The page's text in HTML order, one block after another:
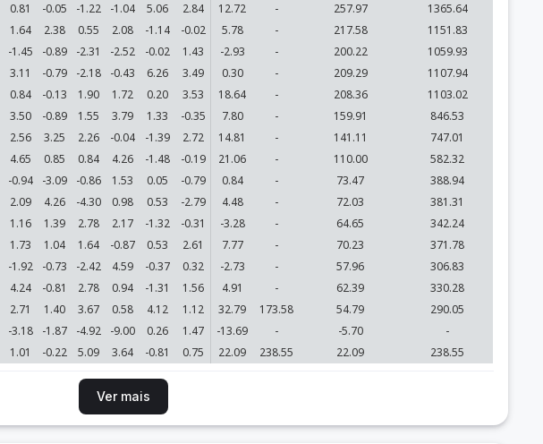
0.81 -0.05 -1.22 -1.04 5.06 2.84 12.72 - 257.97 1365.64
1.64 2.38 0.55 2.08 -1.14 -0.02 5.78 - 217.58 1151.83
-1.45 -0.89 -2.31 -2.52 -0.02 1.43 -2.93 - 200.22 1059.93
3.11 -0.79 -2.18 -0.43 6.26 3.49 0.30 - 209.29 1107.94
0.84 -0.13 1.90 1.72 0.20 3.53 18.64 - 208.36 1103.02
3.50 -0.89 1.55 3.79 1.33 -0.35 7.80 - 159.91 846.53
2.56 3.25 2.26 -0.04 -1.39 2.72 14.81 - 141.11 747.01
4.65 0.85 0.84 4.26 -1.48 -0.19 21.06 - 110.00 582.32
-0.94 -3.09 -0.86 1.53 0.05 -0.79 0.84 - 73.47 388.94
2.09 4.26 -4.30 0.98 0.53 -2.79 4.48 - 72.03 381.31
1.16 1.39 2.78 2.17 -1.32 -0.31 -3.28 - 64.65 342.24
1.73 1.04 1.64 -0.87 0.53 2.61 7.77 - 70.23 371.78
-1.92 -0.73 -2.42 4.59 -0.37 0.32 -2.73 - 57.96 306.83
4.24 -0.81 2.78 0.94 -1.31 1.56 4.91 - 62.39 330.28
2.71 1.40 3.67 0.58 4.12 1.12 32.79 173.58 54.79 290.05
-3.18 -1.87 -4.92 -9.00 0.26 1.47 -13.69 - -5.70 -
1.01 -0.22 5.09 3.64 -0.81 0.75 22.09 238.55 22.09 238.55
Ver mais